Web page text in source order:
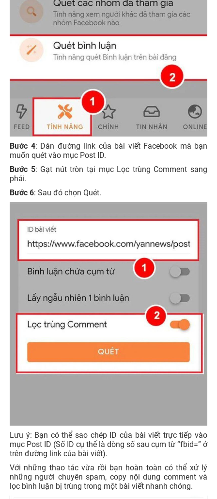
Bước 4: Dán đường link của bài viết Facebook mà bạn
muốn quét vào mục Post ID.
Bước 5: Gạt nút tròn tại mục Lọc trùng Comment sang
phải.
Bước 6: Sau đó chọn Quét.
Lưu ý: Bạn có thể sao chép ID của bài viết trực tiếp vào
mục Post ID (Số ID cụ thể là dòng số sau cụm từ “fbid=” ở
trên đường link của bài viết).
Với những thao tác vừa rồi bạn hoàn toàn có thể xử lý
những người chuyên spam, copy nội dung comment và
lọc bình luận bị trùng trong một bài viết nhanh chóng.